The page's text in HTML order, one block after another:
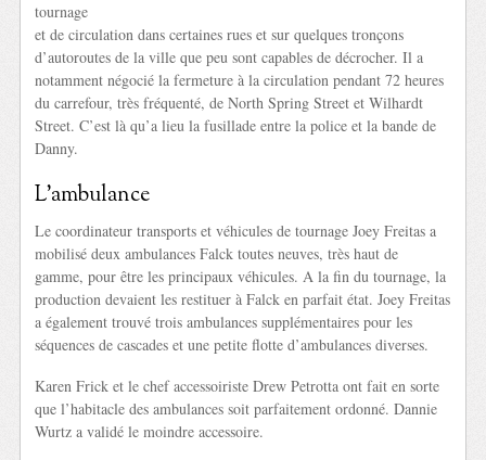
tournage
et de circulation dans certaines rues et sur quelques tronçons
d’autoroutes de la ville que peu sont capables de décrocher. Il a
notamment négocié la fermeture à la circulation pendant 72 heures
du carrefour, très fréquenté, de North Spring Street et Wilhardt
Street. C’est là qu’a lieu la fusillade entre la police et la bande de
Danny.
L’ambulance
Le coordinateur transports et véhicules de tournage Joey Freitas a
mobilisé deux ambulances Falck toutes neuves, très haut de
gamme, pour être les principaux véhicules. A la fin du tournage, la
production devaient les restituer à Falck en parfait état. Joey Freitas
a également trouvé trois ambulances supplémentaires pour les
séquences de cascades et une petite flotte d’ambulances diverses.
Karen Frick et le chef accessoiriste Drew Petrotta ont fait en sorte
que l’habitacle des ambulances soit parfaitement ordonné. Dannie
Wurtz a validé le moindre accessoire.